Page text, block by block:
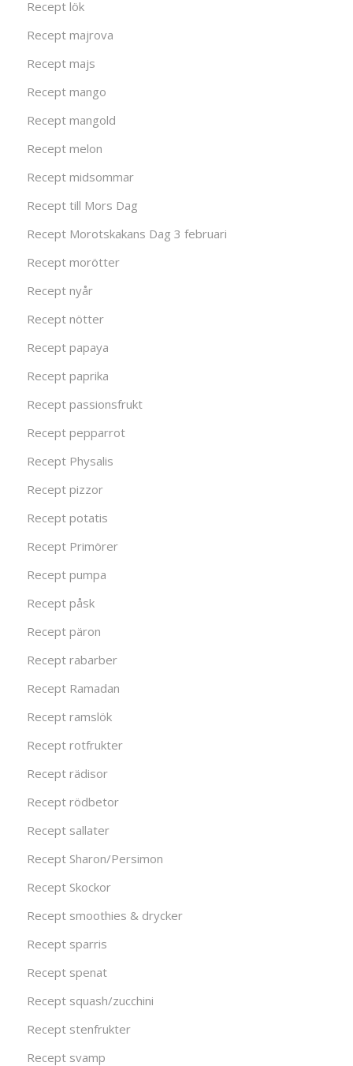
Recept lök
Recept majrova
Recept majs
Recept mango
Recept mangold
Recept melon
Recept midsommar
Recept till Mors Dag
Recept Morotskakans Dag 3 februari
Recept morötter
Recept nyår
Recept nötter
Recept papaya
Recept paprika
Recept passionsfrukt
Recept pepparrot
Recept Physalis
Recept pizzor
Recept potatis
Recept Primörer
Recept pumpa
Recept påsk
Recept päron
Recept rabarber
Recept Ramadan
Recept ramslök
Recept rotfrukter
Recept rädisor
Recept rödbetor
Recept sallater
Recept Sharon/Persimon
Recept Skockor
Recept smoothies & drycker
Recept sparris
Recept spenat
Recept squash/zucchini
Recept stenfrukter
Recept svamp